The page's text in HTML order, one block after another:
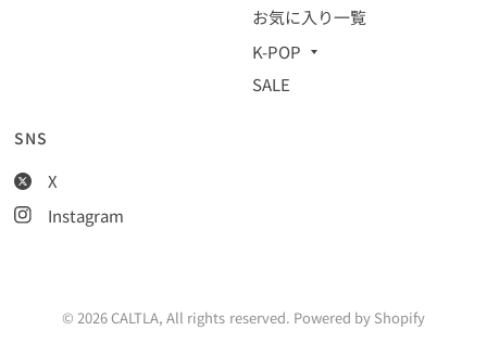
お気に入り一覧
K-POP
SALE
SNS
X
Instagram
© 2026 CALTLA, All rights reserved. Powered by Shopify